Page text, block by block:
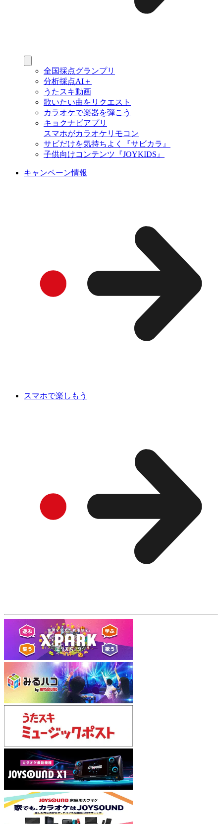
全国採点グランプリ
分析採点AI＋
うたスキ動画
歌いたい曲をリクエスト
カラオケで楽器を弾こう
キョクナビアプリ
スマホがカラオケリモコン
サビだけを気持ちよく『サビカラ』
子供向けコンテンツ『JOYKIDS』
キャンペーン情報
スマホで楽しもう